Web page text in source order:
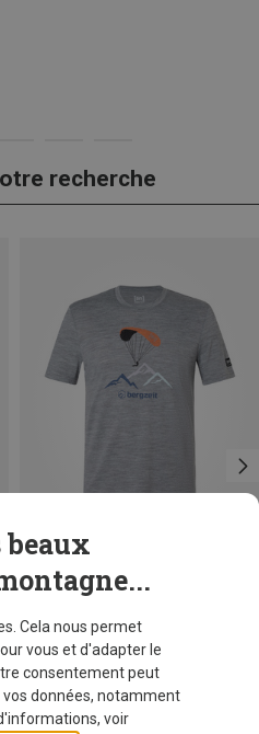
recherche
Vous économisez 63%
beaux
Cela nous permet
vous et d'adapter le
consentement peut
données, notamment
voir